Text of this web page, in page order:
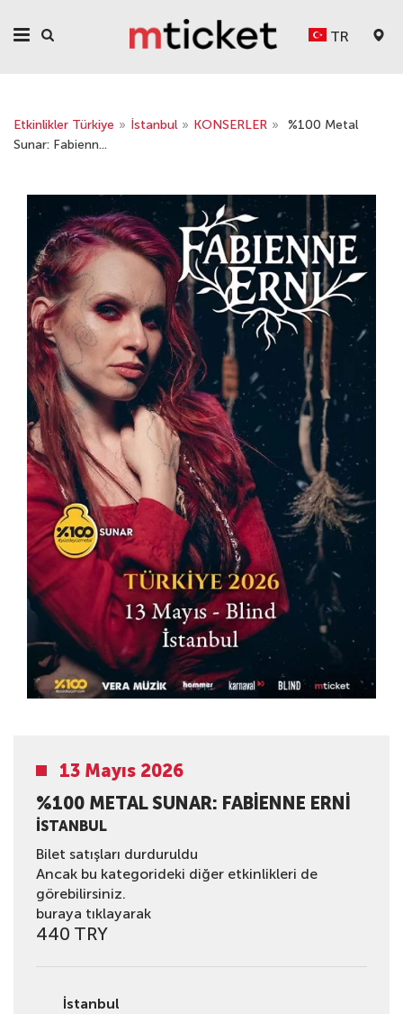
TR
Etkinlikler Türkiye » İstanbul » KONSERLER »
%100 Metal
Sunar: Fabienn...
13 Mayıs 2026
%100 METAL SUNAR: FABIENNE ERNI
İSTANBUL
Bilet satışları durduruldu
Ancak bu kategorideki diğer etkinlikleri de
görebilirsiniz.
buraya tıklayarak
440 TRY
İstanbul